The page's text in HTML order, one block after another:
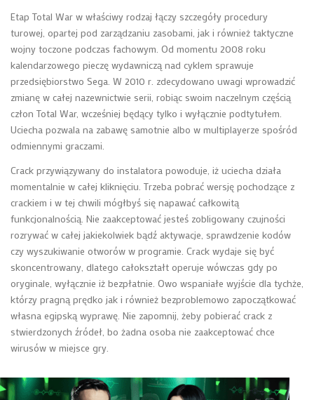
Etap Total War w właściwy rodzaj łączy szczegóły procedury
turowej, opartej pod zarządzaniu zasobami, jak i również taktyczne
wojny toczone podczas fachowym. Od momentu 2008 roku
kalendarzowego pieczę wydawniczą nad cyklem sprawuje
przedsiębiorstwo Sega. W 2010 r. zdecydowano uwagi wprowadzić
zmianę w całej nazewnictwie serii, robiąc swoim naczelnym częścią
człon Total War, wcześniej będący tylko i wyłącznie podtytułem.
Uciecha pozwala na zabawę samotnie albo w multiplayerze spośród
odmiennymi graczami.
Crack przywiązywany do instalatora powoduje, iż uciecha działa
momentalnie w całej kliknięciu. Trzeba pobrać wersję pochodzące z
crackiem i w tej chwili mógłbyś się napawać całkowitą
funkcjonalnością. Nie zaakceptować jesteś zobligowany czujności
rozrywać w całej jakiekolwiek bądź aktywacje, sprawdzenie kodów
czy wyszukiwanie otworów w programie. Crack wydaje się być
skoncentrowany, dlatego całokształt operuje wówczas gdy po
oryginale, wyłącznie iż bezpłatnie. Owo wspaniałe wyjście dla tychże,
którzy pragną prędko jak i również bezproblemowo zapoczątkować
własna egipską wyprawę. Nie zapomnij, żeby pobierać crack z
stwierdzonych źródeł, bo żadna osoba nie zaakceptować chce
wirusów w miejsce gry.